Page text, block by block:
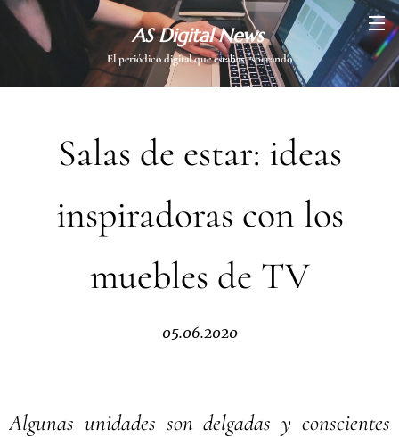
AS Digital News
El periódico digital que estabas esperando
Salas de estar: ideas
inspiradoras con los
muebles de TV
05.06.2020
Algunas unidades son delgadas y conscientes